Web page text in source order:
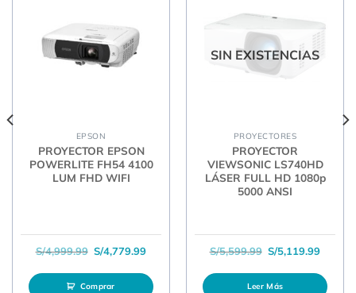
EPSON
PROYECTOR EPSON
POWERLITE FH54 4100
LUM FHD WIFI
S/4,999.99 El precio original era: S/4,999.99.
S/4,779.99El precio actual es: S/4,779.99.
Comprar
SIN EXISTENCIAS
PROYECTORES
PROYECTOR
VIEWSONIC LS740HD
LÁSER FULL HD 1080p
5000 ANSI
S/5,599.99 El precio original
S/5,119.99El
Leer Más
S/3,509.99.
actual es: S/3,159.99.